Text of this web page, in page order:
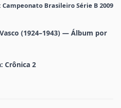
Campeonato Brasileiro Série B 2009
(1924–1943) — Álbum por
Crônica 2